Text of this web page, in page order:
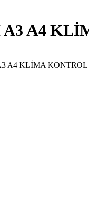
A3 A4
A4 KLİMA KONTROL